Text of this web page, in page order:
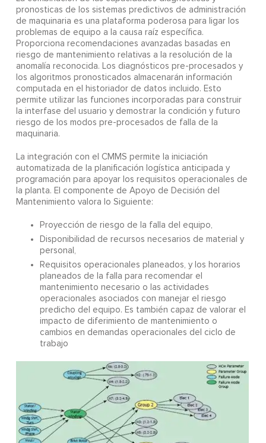
pronosticas de los sistemas predictivos de administración
de maquinaria es una plataforma poderosa para ligar los
problemas de equipo a la causa raíz específica.
Proporciona recomendaciones avanzadas basadas en
riesgo de mantenimiento relativas a la resolución de la
anomalía reconocida. Los diagnósticos pre-procesados y
los algoritmos pronosticados almacenarán información
computada en el historiador de datos incluido. Esto
permite utilizar las funciones incorporadas para construir
la interfase del usuario y demostrar la condición y futuro
riesgo de los modos pre-procesados de falla de la
maquinaria.
La integración con el CMMS permite la iniciación
automatizada de la planificación logística anticipada y
programación para apoyar los requisitos operacionales de
la planta. El componente de Apoyo de Decisión del
Mantenimiento valora lo Siguiente:
Proyección de riesgo de la falla del equipo,
Disponibilidad de recursos necesarios de material y
personal,
Requisitos operacionales planeados, y los horarios
planeados de la falla para recomendar el
mantenimiento necesario o las actividades
operacionales asociados con manejar el riesgo
predicho del equipo. Es también capaz de valorar el
impacto de diferimiento de mantenimiento o
cambios en demandas operacionales del ciclo de
trabajo